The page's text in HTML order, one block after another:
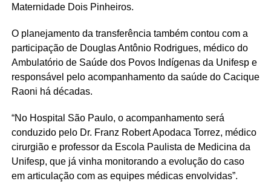
Maternidade Dois Pinheiros.
O planejamento da transferência também contou com a
participação de Douglas Antônio Rodrigues, médico do
Ambulatório de Saúde dos Povos Indígenas da Unifesp e
responsável pelo acompanhamento da saúde do Cacique
Raoni há décadas.
“No Hospital São Paulo, o acompanhamento será
conduzido pelo Dr. Franz Robert Apodaca Torrez, médico
cirurgião e professor da Escola Paulista de Medicina da
Unifesp, que já vinha monitorando a evolução do caso
em articulação com as equipes médicas envolvidas”.